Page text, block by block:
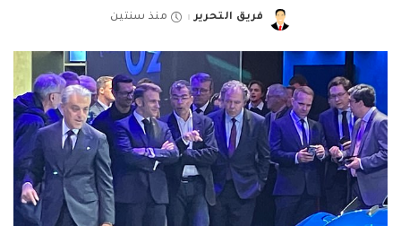
Posted
فريق التحرير منذ سنتين